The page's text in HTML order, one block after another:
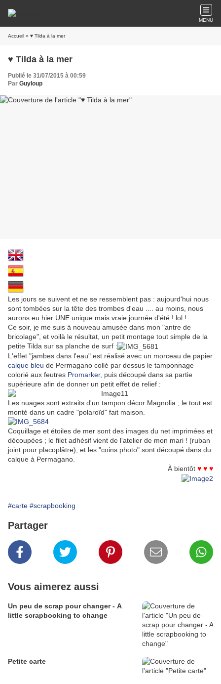
MENU
Accueil » ♥ Tilda à la mer
♥ Tilda à la mer
Publié le 31/07/2015 à 00:59
Par Guyloup
Les jours se suivent et ne se ressemblent pas : aujourd'hui nous
sont tombées sur la tête des trombes d'eau .... au moins, nous
aurons eu hier UNE unique mais vraie journée d'été ! lol !
Ce soir, je me suis à nouveau amusée dans mon "antre de
bricolage", et voilà le résultat, un petit montage tout simple de la
petite Tilda sur sa planche de surf :
L'effet "jambes dans l'eau" est réalisé avec un morceau de papier
calque bleu de Permagano collé par dessus le tamponnage
colorié aux feutres Promarker, puis découpé dans sa partie
supérieure afin de donner un petit effet de relief :
Les nuages sont extraits d'un tampon décor Magnolia ; le tout est
monté dans un cadre "polaroïd" fait maison.
Coquillage et étoiles de mer sont des images du net imprimées et
découpées ; le filet adhésif vient de l'atelier de mon mari ! (ruban
joint pour placoplâtre), et les "coins photo" sont découpé dans du
calque à Permagano.
À bientôt ♥ ♥ ♥
#carte #scrapbooking
Partager
Vous aimerez aussi
Un peu de scrap pour changer - A
little scrapbooking to change
Petite carte